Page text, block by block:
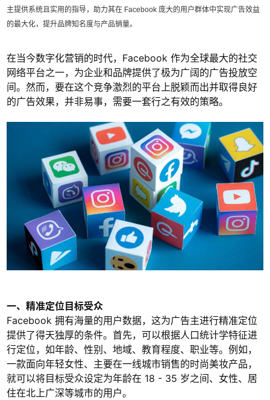
主提供系统且实用的指导，助力其在 Facebook 庞大的用户群体中实现广告效益
的最大化，提升品牌知名度与产品销量。
在当今数字化营销的时代，Facebook 作为全球最大的社交
网络平台之一，为企业和品牌提供了极为广阔的广告投放空
间。然而，要在这个竞争激烈的平台上脱颖而出并取得良好
的广告效果，并非易事，需要一套行之有效的策略。
一、精准定位目标受众
Facebook 拥有海量的用户数据，这为广告主进行精准定位
提供了得天独厚的条件。首先，可以根据人口统计学特征进
行定位，如年龄、性别、地域、教育程度、职业等。例如，
一款面向年轻女性、主要在一线城市销售的时尚美妆产品，
就可以将目标受众设定为年龄在 18 - 35 岁之间、女性、居
住在北上广深等城市的用户。